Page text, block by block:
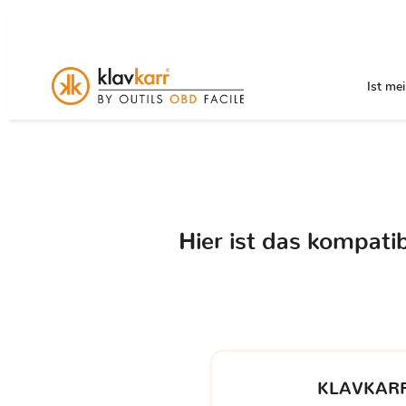
Ist
Hier ist das